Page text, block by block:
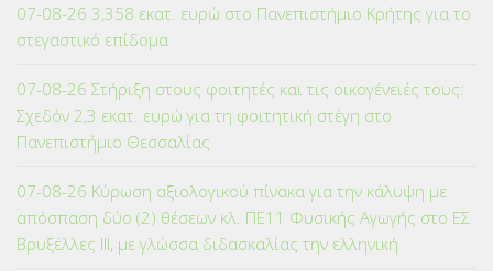
07-08-26 3,358 εκατ. ευρώ στο Πανεπιστήμιο Κρήτης για το
στεγαστικό επίδομα
07-08-26 Στήριξη στους φοιτητές και τις οικογένειές τους:
Σχεδόν 2,3 εκατ. ευρώ για τη φοιτητική στέγη στο
Πανεπιστήμιο Θεσσαλίας
07-08-26 Κύρωση αξιολογικού πίνακα για την κάλυψη με
απόσπαση δύο (2) θέσεων κλ. ΠΕ11 Φυσικής Αγωγής στο ΕΣ
Βρυξέλλες ΙΙΙ, με γλώσσα διδασκαλίας την ελληνική